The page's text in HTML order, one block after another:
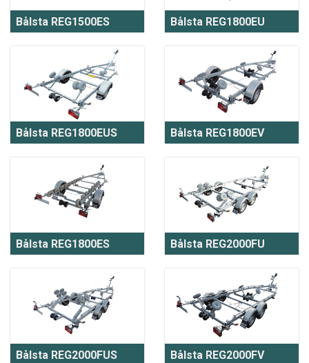
Bålsta REG1500ES Bålsta REG1800EU
Bålsta REG1800EUS Bålsta REG1800EV
Bålsta REG1800ES Bålsta REG2000FU
Bålsta REG2000FUS Bålsta REG2000FV